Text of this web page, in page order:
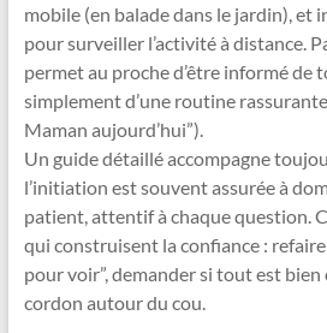
mobile (en balade dans le jardin), et
pour surveiller l’activité à distance.
permet au proche d’être informé de
simplement d’une routine
Maman aujourd’hui”).
Un guide détaillé accompagne
l’initiation est souvent assurée à
patient, attentif à chaque question.
qui construisent la confiance :
pour voir”, demander si tout est
cordon autour du cou.